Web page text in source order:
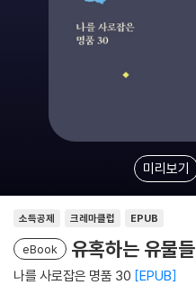
미리보기
소득공제 크레마클럽 EPUB
eBook 유혹하는 유물들
나를 사로잡은 명품 30 EPUB